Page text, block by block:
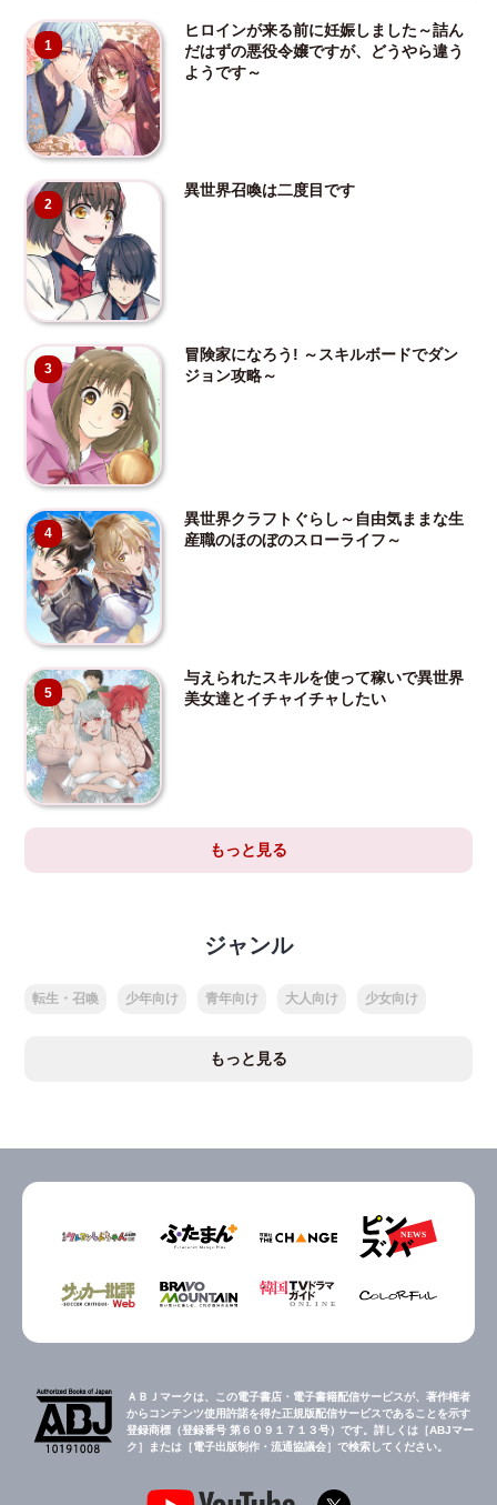
1
ヒロインが来る前に妊娠しました～詰ん
だはずの悪役令嬢ですが、どうやら違う
ようです～
2
異世界召喚は二度目です
3
冒険家になろう! ～スキルボードでダン
ジョン攻略～
4
異世界クラフトぐらし～自由気ままな生
産職のほのぼのスローライフ～
5
与えられたスキルを使って稼いで異世界
美女達とイチャイチャしたい
もっと見る
ジャンル
転生・召喚 少年向け 青年向け 大人向け 少女向け
もっと見る
ＡＢＪマークは、この電子書店・電子書籍配信サービスが、著作権者
からコンテンツ使用許諾を得た正規版配信サービスであることを示す
登録商標（登録番号 第６０９１７１３号）です。詳しくは［ABJマー
ク］または［電子出版制作・流通協議会］で検索してください。